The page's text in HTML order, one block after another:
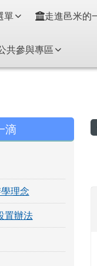
區大學
單 走進邑米的
共參與專區
滴
理念
置辦法